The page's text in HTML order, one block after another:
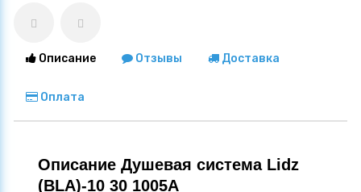
Описание Отзывы Доставка
Оплата
Описание Душевая система Lidz
(BLA)-10 30 1005A